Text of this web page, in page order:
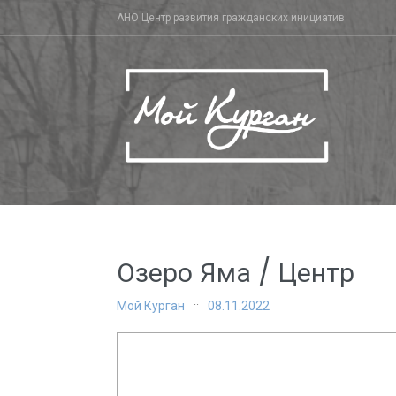
content
АНО Центр развития гражданских инициатив
Озеро Яма / Центр
Мой Курган 08.11.2022